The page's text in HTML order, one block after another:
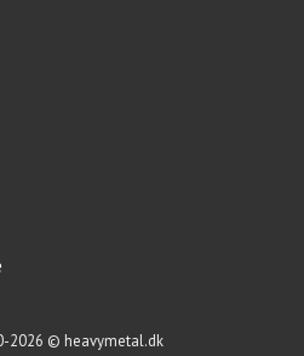
2026 © heavymetal.dk